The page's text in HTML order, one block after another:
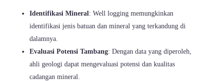
Identifikasi Mineral: Well logging memungkinkan
identifikasi jenis batuan dan mineral yang terkandung di
dalamnya.
Evaluasi Potensi Tambang: Dengan data yang diperoleh,
ahli geologi dapat mengevaluasi potensi dan kualitas
cadangan mineral.